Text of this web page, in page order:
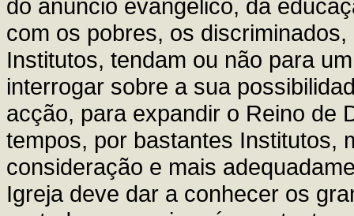
do anúncio evangélico, da
com os pobres, os
Institutos, tendam ou não para
interrogar sobre a sua
acção, para expandir o Reino de
tempos, por bastantes Institutos,
consideração e mais
Igreja deve dar a conhecer os